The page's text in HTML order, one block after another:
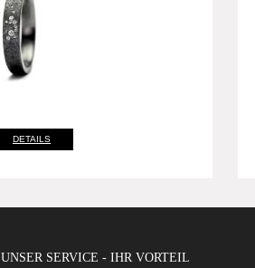
DETAILS
UNSER SERVICE - IHR VORTEIL